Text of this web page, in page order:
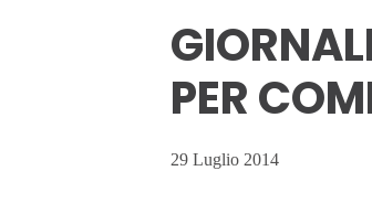
PER
29 Luglio 2014